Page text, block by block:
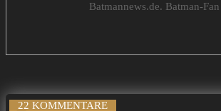
Batmannews.de. Batman-
22 KOMMENTARE